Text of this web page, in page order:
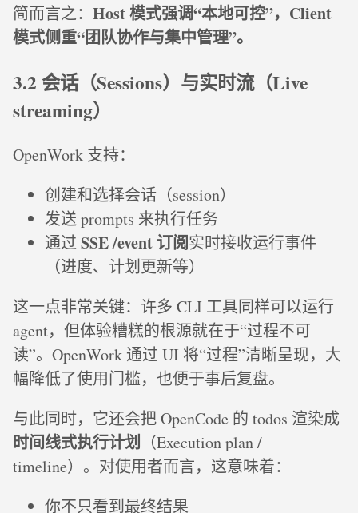
简而言之： Host 模式强调“本地可控”，Client
模式侧重“团队协作与集中管理”。
3.2 会话（Sessions）与实时流（Live
streaming）
OpenWork 支持：
创建和选择会话（session）
发送 prompts 来执行任务
通过 SSE /event 订阅实时接收运行事件
（进度、计划更新等）
这一点非常关键：许多 CLI 工具同样可以运行
agent，但体验糟糕的根源就在于“过程不可
读”。OpenWork 通过 UI 将“过程”清晰呈现，大
幅降低了使用门槛，也便于事后复盘。
与此同时，它还会把 OpenCode 的 todos 渲染成
时间线式执行计划 （Execution plan /
timeline）。对使用者而言，这意味着：
你不只看到最终结果